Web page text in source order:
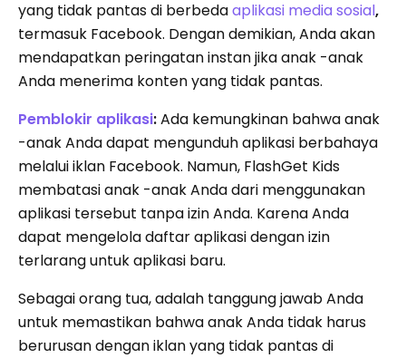
yang tidak pantas di berbedaaplikasi media sosial,
termasuk Facebook. Dengan demikian, Anda akan
mendapatkan peringatan instan jika anak -anak
Anda menerima konten yang tidak pantas.
Pemblokir aplikasi:Ada kemungkinan bahwa anak
-anak Anda dapat mengunduh aplikasi berbahaya
melalui iklan Facebook. Namun, FlashGet Kids
membatasi anak -anak Anda dari menggunakan
aplikasi tersebut tanpa izin Anda. Karena Anda
dapat mengelola daftar aplikasi dengan izin
terlarang untuk aplikasi baru.
Sebagai orang tua, adalah tanggung jawab Anda
untuk memastikan bahwa anak Anda tidak harus
berurusan dengan iklan yang tidak pantas di